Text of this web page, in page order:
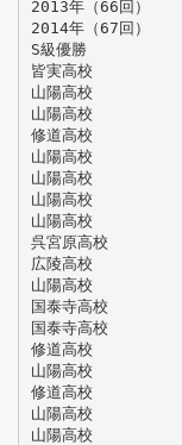
2013年（66回）
2014年（67回）
S級優勝
皆実高校
山陽高校
山陽高校
修道高校
山陽高校
山陽高校
山陽高校
山陽高校
呉宮原高校
広陵高校
山陽高校
国泰寺高校
国泰寺高校
修道高校
山陽高校
修道高校
山陽高校
山陽高校